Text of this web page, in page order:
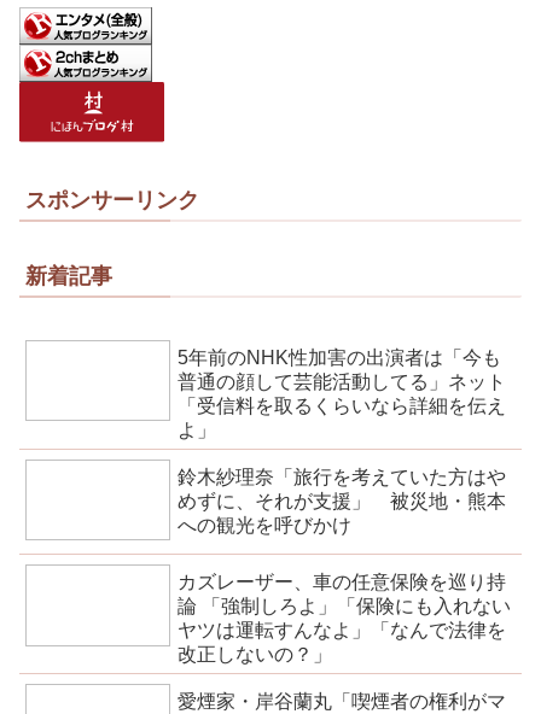
スポンサーリンク
新着記事
5年前のNHK性加害の出演者は「今も
普通の顔して芸能活動してる」ネット
「受信料を取るくらいなら詳細を伝え
よ」
鈴木紗理奈「旅行を考えていた方はや
めずに、それが支援」 被災地・熊本
への観光を呼びかけ
カズレーザー、車の任意保険を巡り持
論 「強制しろよ」「保険にも入れない
ヤツは運転すんなよ」「なんで法律を
改正しないの？」
愛煙家・岸谷蘭丸「喫煙者の権利がマ